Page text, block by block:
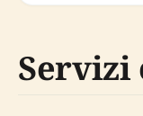
Servizi